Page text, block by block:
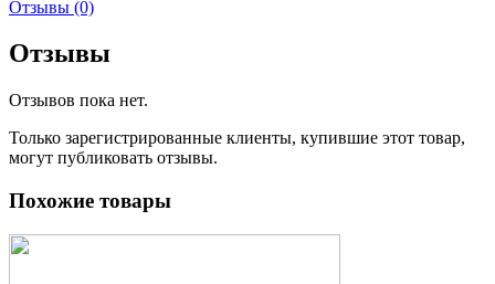
Отзывы (0)
Отзывы
Отзывов пока нет.
Только зарегистрированные клиенты, купившие этот товар,
могут публиковать отзывы.
Похожие товары